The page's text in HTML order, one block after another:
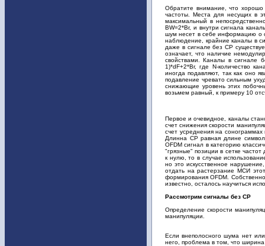
Обратите внимание, что хорошо
частоты. Места для несущих в
максимальный в
BW=2*Br, и внутри сигнала
шум несет в себе информацию о
наблюдение, крайние каналы в
даже в сигнале без CP
означает, что наличие
свойствами. Каналы в сигнале
1)*dF+2*Br, где N-количество
иногда подавляют, так как оно
подавление чревато сильным
снижающие уровень этих
возьмем равный, к примеру 10
Первое и очевидное, каналы
счет снижения скорости
счет усреднения на
Длинна CP равная длине
OFDM сигнал в категорию
"грязные" позиции в сетке
к нулю, то в случае
но это искусственное
отдать на растерзание МСИ
формирования OFDM.
известно, осталось научиться
Рассмотрим сигналы без CP
Определение скорости
манипуляции.
Если внеполосного шума нет
него, проблема в том, что ширина